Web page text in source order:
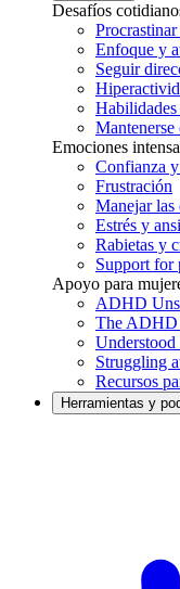
Desafíos
Enfoque y
Seguir
Habilidades
Emociones
Confianza
Frustración
Manejar las
Estrés y
Rabietas y
Support for
Apoyo para
ADHD
The ADHD
Struggling
Recursos
Herramientas y